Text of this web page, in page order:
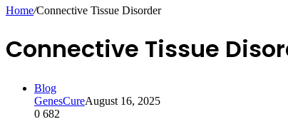
Home/Connective Tissue Disorder
Connective Tissue
Blog
GenesCureAugust 16, 2025
0 682